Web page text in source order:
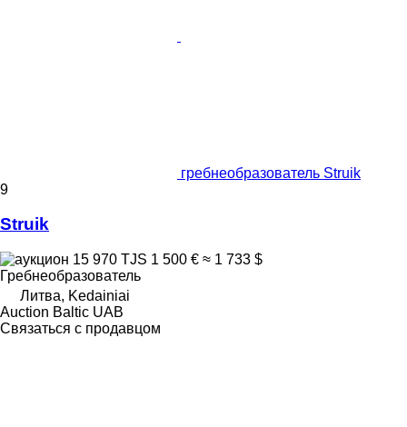
гребнеобразователь Struik
9
Struik
15 970 TJS 1 500 € ≈ 1 733 $
Гребнеобразователь
Литва, Kedainiai
Auction Baltic UAB
Связаться с продавцом